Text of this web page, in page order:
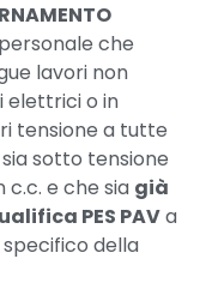
che
lavori non
elettrici o in
tensione a tutte
sotto tensione
c.c. e che sia già
PES PAVa
della